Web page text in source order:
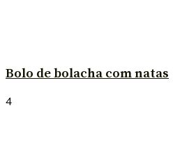
Bolo de bolacha com natas
4